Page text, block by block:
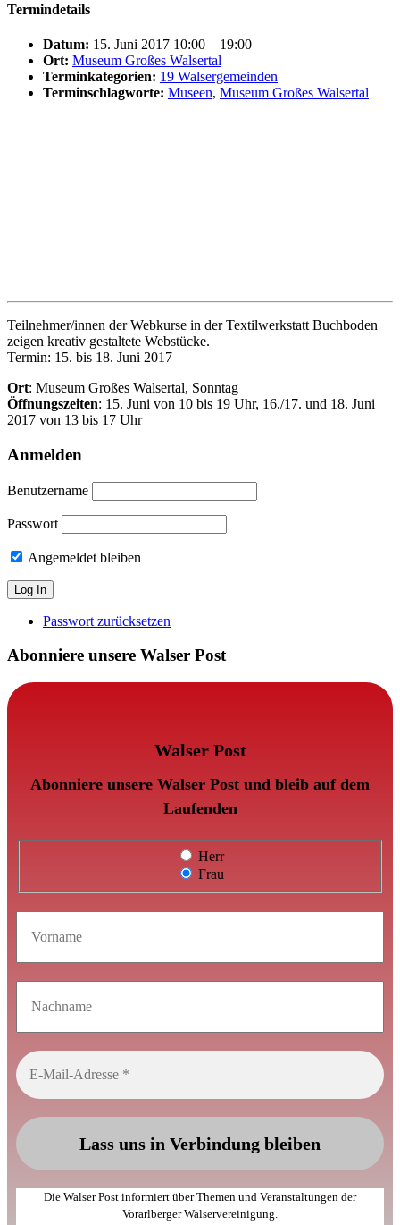
Termindetails
Datum: 15. Juni 2017 10:00 – 19:00
Ort: Museum Großes Walsertal
Terminkategorien: 19 Walsergemeinden
Terminschlagworte: Museen, Museum Großes Walsertal
Teilnehmer/innen der Webkurse in der Textilwerkstatt Buchboden
zeigen kreativ gestaltete Webstücke.
Termin: 15. bis 18. Juni 2017
Ort: Museum Großes Walsertal, Sonntag
Öffnungszeiten: 15. Juni von 10 bis 19 Uhr, 16./17. und 18. Juni
2017 von 13 bis 17 Uhr
Anmelden
Benutzername
Passwort
Angemeldet bleiben
Passwort zurücksetzen
Abonniere unsere Walser Post
Walser Post
Abonniere unsere Walser Post und bleib auf dem
Laufenden
Herr
Frau
Die Walser Post informiert über Themen und Veranstaltungen der
Vorarlberger Walservereinigung.